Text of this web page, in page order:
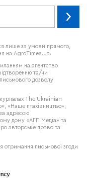
лише за умови прямого,
на AgroTimes.ua.
на агентство
та/чи
дозволу
The Ukrainian
«Наше птахівництво»,
за адресою
дому «АГП Медіа» та
авторське право та
отримання письмової згоди